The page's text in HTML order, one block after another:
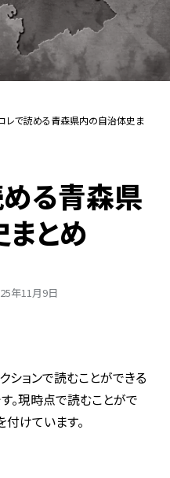
レで読める青森県内の自治体史ま
る青森県
とめ
年11月9日
ョンで読むことができる
。現時点で読むことがで
けています。